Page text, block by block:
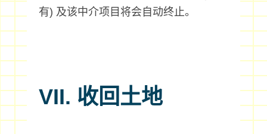
有) 及该中介项目将会自动终止。
VII. 收回土地